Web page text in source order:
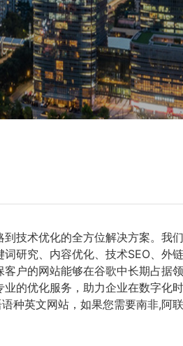
技术优化的全方位解决方案。我
研究、内容优化、技术SEO、外
户的网站能够在谷歌中长期占据
的优化服务，助力企业在数字化
英文网站，如果您需要南非,阿